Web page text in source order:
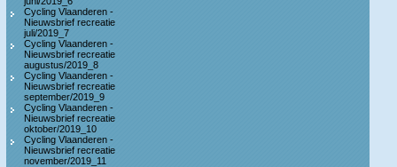
Cycling Vlaanderen -
Nieuwsbrief recreatie
juli/2019_7
Cycling Vlaanderen -
Nieuwsbrief recreatie
augustus/2019_8
Cycling Vlaanderen -
Nieuwsbrief recreatie
september/2019_9
Cycling Vlaanderen -
Nieuwsbrief recreatie
oktober/2019_10
Cycling Vlaanderen -
Nieuwsbrief recreatie
november/2019_11